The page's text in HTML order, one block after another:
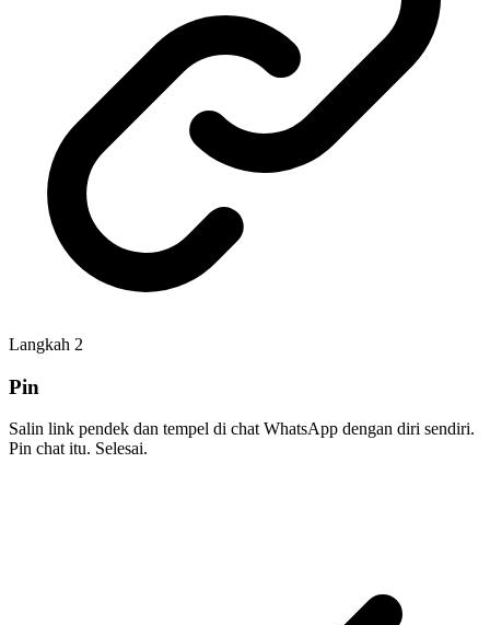
Langkah 2
Pin
Salin link pendek dan tempel di chat WhatsApp dengan diri sendiri.
Pin chat itu. Selesai.